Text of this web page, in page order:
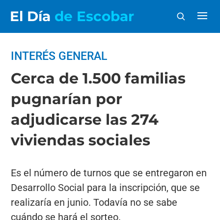
El Día de Escobar
INTERÉS GENERAL
Cerca de 1.500 familias
pugnarían por
adjudicarse las 274
viviendas sociales
Es el número de turnos que se entregaron en
Desarrollo Social para la inscripción, que se
realizaría en junio. Todavía no se sabe
cuándo se hará el sorteo.